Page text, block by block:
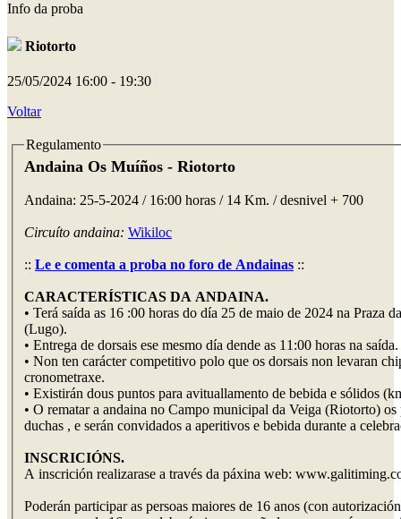
Info da proba
Riotorto
25/05/2024 16:00 - 19:30
Voltar
Regulamento
Andaina Os Muíños - Riotorto
Andaina: 25-5-2024 / 16:00 horas / 14 Km. / desnivel + 700
Circuíto andaina: Wikiloc
:: Le e comenta a proba no foro de Andainas ::
CARACTERÍSTICAS DA ANDAINA.
• Terá saída as 16 :00 horas do día 25 de maio de 2024 na Praza
(Lugo).
• Entrega de dorsais ese mesmo día dende as 11:00 horas na saída.
• Non ten carácter competitivo polo que os dorsais non levaran
cronometraxe.
• Existirán dous puntos para avituallamento de bebida e sólidos
• O rematar a andaina no Campo municipal da Veiga (Riotorto)
duchas , e serán convidados a aperitivos e bebida durante a
INSCRICIÓNS.
A inscrición realizarase a través da páxina web:
Poderán participar as persoas maiores de 16 anos (con